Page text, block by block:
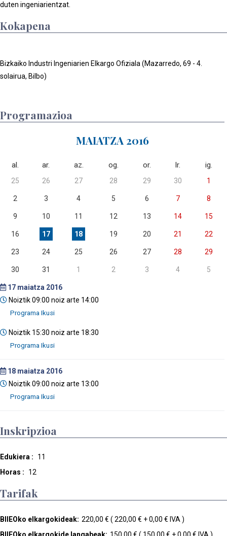
duten ingeniarientzat.
Kokapena
Bizkaiko Industri Ingeniarien Elkargo Ofiziala (Mazarredo, 69 - 4.
solairua, Bilbo)
Programazioa
MAIATZA 2016
al. ar. az. og. or. lr. ig.
25 26 27 28 29 30 1
2 3 4 5 6 7 8
9 10 11 12 13 14 15
16 17 18 19 20 21 22
23 24 25 26 27 28 29
30 31 1 2 3 4 5
17 maiatza 2016
Noiztik 09:00 noiz arte 14:00
Noiztik 15:30 noiz arte 18:30
18 maiatza 2016
Noiztik 09:00 noiz arte 13:00
Inskripzioa
Edukiera :
11
Horas :
12
Tarifak
BIIEOko elkargokideak: 220,00 € ( 220,00 € + 0,00 € IVA )